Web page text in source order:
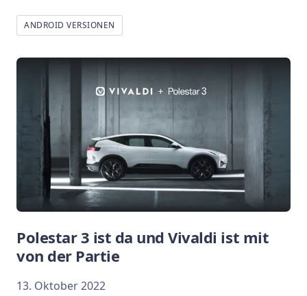
ANDROID VERSIONEN
Polestar 3 ist da und Vivaldi ist mit
von der Partie
13. Oktober 2022